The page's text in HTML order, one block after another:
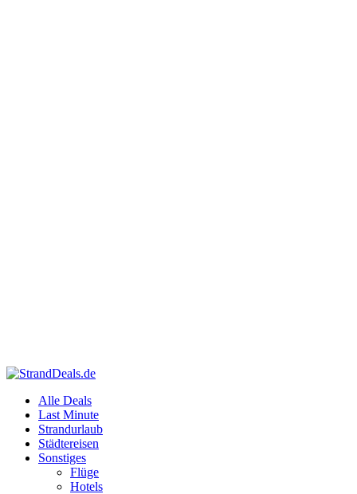
Alle Deals
Last Minute
Strandurlaub
Städtereisen
Sonstiges
Flüge
Hotels